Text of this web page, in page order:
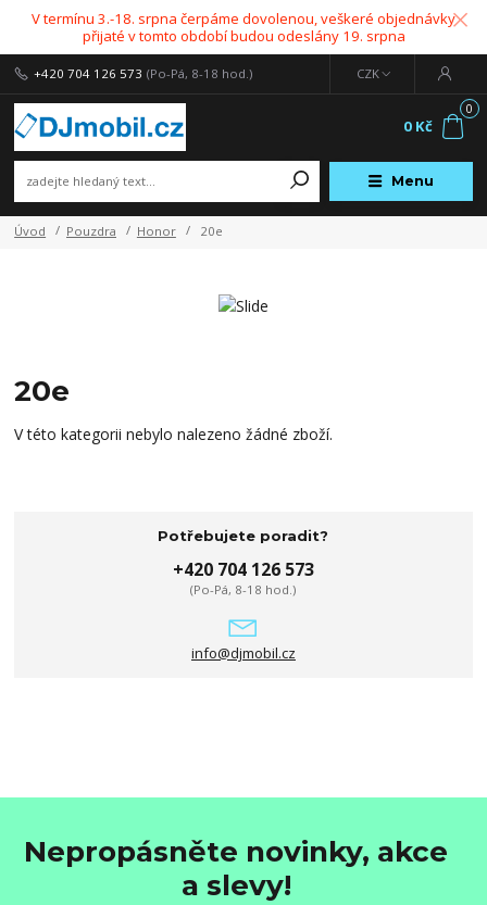
V termínu 3.-18. srpna čerpáme dovolenou, veškeré objednávky
přijaté v tomto období budou odeslány 19. srpna
Menu
CZK
+420 704 126 573 (Po-Pá, 8-18 hod.)
0
0 Kč
Úvod Pouzdra Honor 20e
20e
V této kategorii nebylo nalezeno žádné zboží.
Potřebujete poradit?
+420 704 126 573
(Po-Pá, 8-18 hod.)
info@djmobil.cz
Nepropásněte novinky, akce
a slevy!